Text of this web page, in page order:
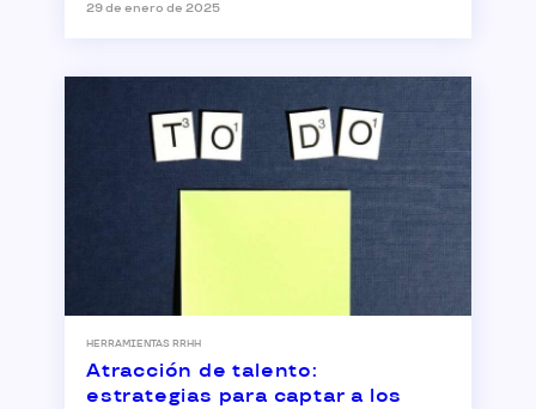
29 de enero de 2025
HERRAMIENTAS RRHH
Atracción de talento:
estrategias para captar a los